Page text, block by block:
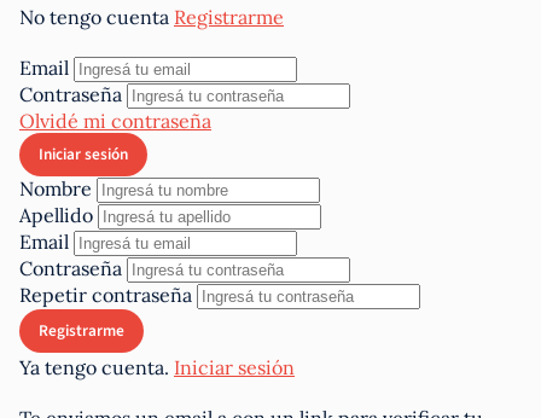
No tengo cuenta Registrarme
Email
Contraseña
Olvidé mi contraseña
Nombre
Apellido
Email
Contraseña
Repetir contraseña
Ya tengo cuenta. Iniciar sesión